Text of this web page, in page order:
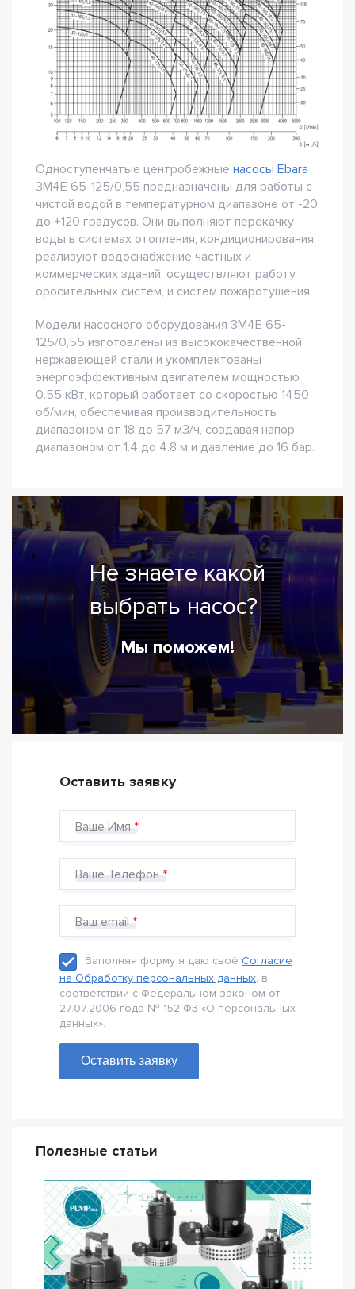
Одноступенчатые центробежные насосы Ebara
3M4E 65-125/0,55 предназначены для работы с
чистой водой в температурном диапазоне от -20
до +120 градусов. Они выполняют перекачку
воды в системах отопления, кондиционирования,
реализуют водоснабжение частных и
коммерческих зданий, осуществляют работу
оросительных систем, и систем пожаротушения.
Модели насосного оборудования 3M4E 65-
125/0,55 изготовлены из высококачественной
нержавеющей стали и укомплектованы
энергоэффективным двигателем мощностью
0.55 кВт, который работает со скоростью 1450
об/мин, обеспечивая производительность
диапазоном от 18 до 57 м3/ч, создавая напор
диапазоном от 1.4 до 4.8 м и давление до 16 бар.
Не знаете какой
выбрать насос?
Мы поможем!
Оставить заявку
Ваше Имя
Ваше Телефон
Ваш email
Заполняя форму я даю своё Согласие
на Обработку персональных данных, в
соответствии с Федеральном законом от
27.07.2006 года № 152-Ф3 «О персональных
данных».
Оставить заявку
Полезные статьи